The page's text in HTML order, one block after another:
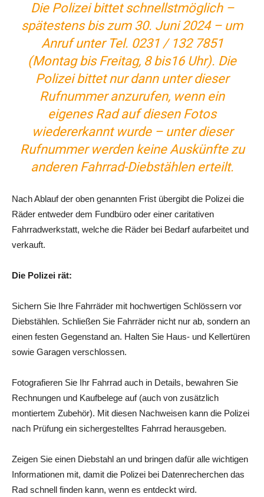
Die Polizei bittet schnellstmöglich –
spätestens bis zum 30. Juni 2024 – um
Anruf unter Tel. 0231 / 132 7851
(Montag bis Freitag, 8 bis16 Uhr). Die
Polizei bittet nur dann unter dieser
Rufnummer anzurufen, wenn ein
eigenes Rad auf diesen Fotos
wiedererkannt wurde – unter dieser
Rufnummer werden keine Auskünfte zu
anderen Fahrrad-Diebstählen erteilt.
Nach Ablauf der oben genannten Frist übergibt die Polizei die
Räder entweder dem Fundbüro oder einer caritativen
Fahrradwerkstatt, welche die Räder bei Bedarf aufarbeitet und
verkauft.
Die Polizei rät:
Sichern Sie Ihre Fahrräder mit hochwertigen Schlössern vor
Diebstählen. Schließen Sie Fahrräder nicht nur ab, sondern an
einen festen Gegenstand an. Halten Sie Haus- und Kellertüren
sowie Garagen verschlossen.
Fotografieren Sie Ihr Fahrrad auch in Details, bewahren Sie
Rechnungen und Kaufbelege auf (auch von zusätzlich
montiertem Zubehör). Mit diesen Nachweisen kann die Polizei
nach Prüfung ein sichergestelltes Fahrrad herausgeben.
Zeigen Sie einen Diebstahl an und bringen dafür alle wichtigen
Informationen mit, damit die Polizei bei Datenrecherchen das
Rad schnell finden kann, wenn es entdeckt wird.